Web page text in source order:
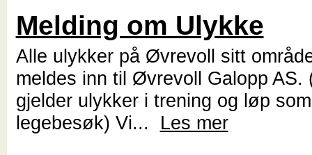
Melding om Ulykke
Alle ulykker på Øvrevoll sitt
meldes inn til Øvrevoll Galopp AS.
gjelder ulykker i trening og løp
legebesøk) Vi... Les mer